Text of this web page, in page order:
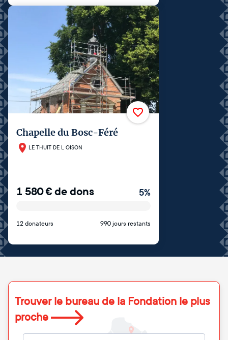
Chapelle du Bosc-Féré
LE THUIT DE L OISON
1 580€de dons 5%
12 donateurs 990 jours restants
Trouver le bureau de la Fondation le plus
proche